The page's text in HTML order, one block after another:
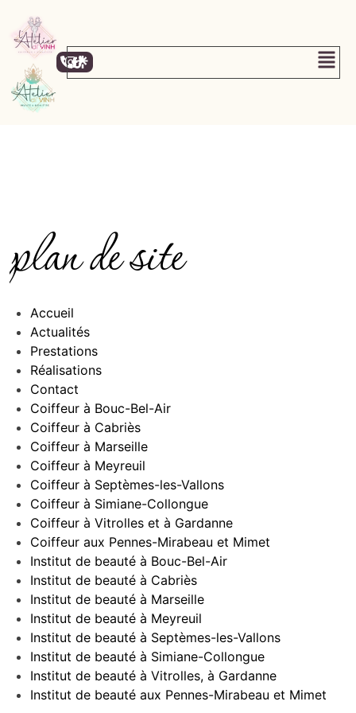
plan de site
Accueil
Actualités
Prestations
Réalisations
Contact
Coiffeur à Bouc-Bel-Air
Coiffeur à Cabriès
Coiffeur à Marseille
Coiffeur à Meyreuil
Coiffeur à Septèmes-les-Vallons
Coiffeur à Simiane-Collongue
Coiffeur à Vitrolles et à Gardanne
Coiffeur aux Pennes-Mirabeau et Mimet
Institut de beauté à Bouc-Bel-Air
Institut de beauté à Cabriès
Institut de beauté à Marseille
Institut de beauté à Meyreuil
Institut de beauté à Septèmes-les-Vallons
Institut de beauté à Simiane-Collongue
Institut de beauté à Vitrolles, à Gardanne
Institut de beauté aux Pennes-Mirabeau et Mimet